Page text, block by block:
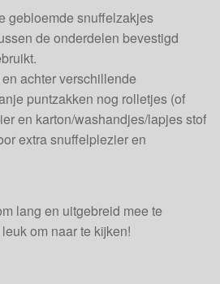
gebloemde snuffelzakjes
de onderdelen bevestigd
achter verschillende
puntzakken nog rolletjes (of
en karton/washandjes/lapjes stof
extra snuffelplezier en
lang en uitgebreid mee te
om naar te kijken!